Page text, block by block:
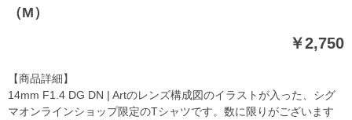
（M）
￥2,750
【商品詳細】
14mm F1.4 DG DN | Artのレンズ構成図のイラストが入った、シグ
マオンラインショップ限定のTシャツです。数に限りがございます